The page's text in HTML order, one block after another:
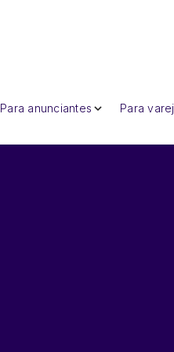
Para anunciantes Para